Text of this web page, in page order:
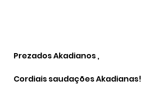
Prezados Akadianos ,
Cordiais saudações Akadianas!